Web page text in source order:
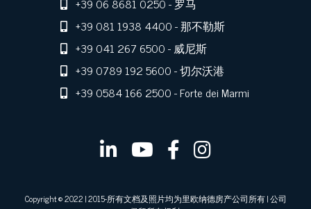
+39 081 1938 4400- 那不勒斯
+39 041 267 6500- 威尼斯
+39 0789 192 5600- 切尔沃港
+39 0584 166 2500- Forte dei Marmi
Copyright © 2022 | 2015-所有文档及照片均为里欧纳德房产公司所有 | 公司